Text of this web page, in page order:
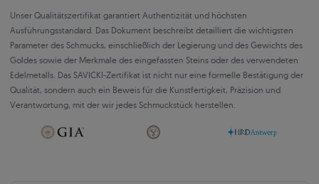
Unser Qualitätszertifikat garantiert Authentizität und höchsten
Ausführungsstandard. Das Dokument beschreibt detailliert die wichtigsten
Parameter des Schmucks, einschließlich der Legierung und des Gewichts des
Goldes sowie der Merkmale des eingefassten Steins oder des verwendeten
Edelmetalls. Das SAVICKI-Zertifikat ist nicht nur eine formelle Bestätigung der
Qualität, sondern auch ein Beweis für die Kunstfertigkeit, Präzision und
Verantwortung, mit der wir jedes Schmuckstück herstellen.